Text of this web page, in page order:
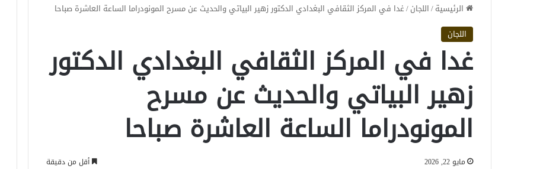
الرئيسية/اللجان/غدا في المركز الثقافي البغدادي الدكتور زهير البياتي والحديث عن مسرح المونودراما الساعة العاشرة صباحا
اللجان
غدا في المركز الثقافي البغدادي الدكتور
زهير البياتي والحديث عن مسرح
المونودراما الساعة العاشرة صباحا
مايو 22, 2026 أقل من دقيقة